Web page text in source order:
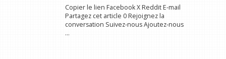
Copier le lien Facebook X Reddit E-mail
Partagez cet article 0 Rejoignez la
conversation Suivez-nous Ajoutez-nous
...